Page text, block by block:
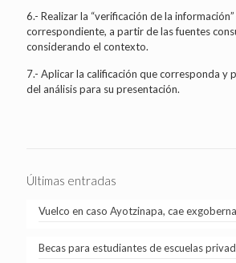
6.- Realizar la “verificación de la
correspondiente, a partir de las fuentes
considerando el contexto.
7.- Aplicar la calificación que corresponda y
del análisis para su presentación.
Últimas entradas
Vuelco en caso Ayotzinapa, cae
Becas para estudiantes de escuelas